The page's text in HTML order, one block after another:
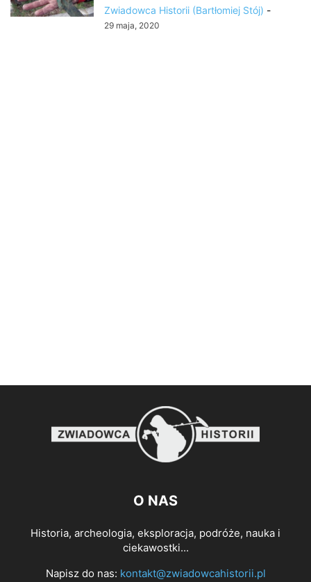
Zwiadowca Historii (Bartłomiej Stój) -
29 maja, 2020
O NAS
Historia, archeologia, eksploracja, podróże, nauka i
ciekawostki...
Napisz do nas: kontakt@zwiadowcahistorii.pl